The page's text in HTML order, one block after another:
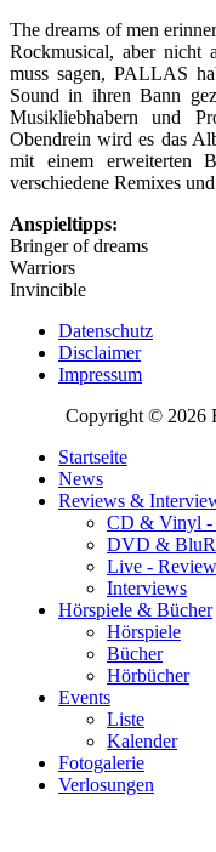
The dreams of men
Rockmusical, aber nicht
muss sagen, PALLAS
Sound in ihren Bann
Musikliebhabern und
Obendrein wird es das
mit einem erweiterten
verschiedene Remixes
Anspieltipps:
Bringer of dreams
Warriors
Invincible
Datenschutz
Disclaimer
Impressum
Copyright © 2026
Startseite
News
Reviews &
CD & Vinyl -
DVD &
Live -
Interviews
Hörspiele & Bücher
Hörspiele
Bücher
Hörbücher
Events
Liste
Kalender
Fotogalerie
Verlosungen